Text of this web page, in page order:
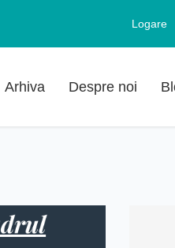
Logare
Arhiva Despre noi